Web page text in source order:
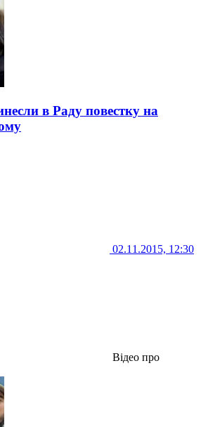
в Раду повестку на
02.11.2015, 12:30
Відео про